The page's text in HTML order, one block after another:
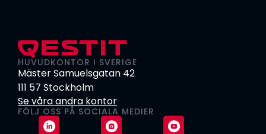
HUVUDKONTOR I SVERIGE
Mäster Samuelsgatan 42
111 57 Stockholm
Se våra andra kontor
FÖLJ OSS PÅ SOCIALA MEDIER